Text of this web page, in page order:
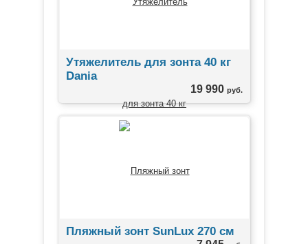
Утяжелитель для зонта 40 кг
Dania
19 990 руб.
Пляжный зонт SunLux 270 см